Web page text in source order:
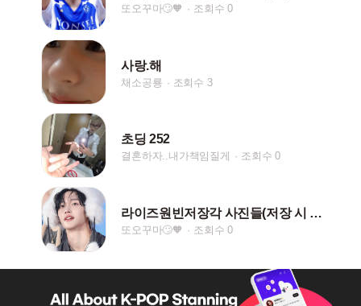
또오꾸마🙄🧡 조회수 0
사랑.해
채소공룡 조회수 3
초딩 252
결혼하자..내가책임질게 조회수 0
라이즈원빈저장각 사진들(저장 시 팔&하트 부탁드리꾸마)
또오꾸마🙄🧡 조회수 0